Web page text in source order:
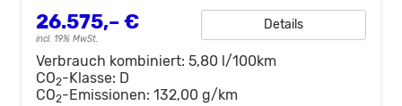
26.575,– €
incl. 19% MwSt.
Details
Verbrauch kombiniert: 5,80 l/100km
CO2-Klasse: D
CO2-Emissionen: 132,00 g/km